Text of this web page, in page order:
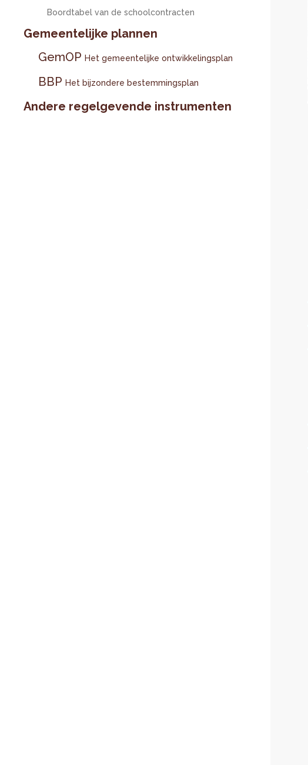
Boordtabel van de schoolcontracten
Gemeentelijke plannen
GemOP Het gemeentelijke ontwikkelingsplan
BBP Het bijzondere bestemmingsplan
Andere regelgevende instrumenten